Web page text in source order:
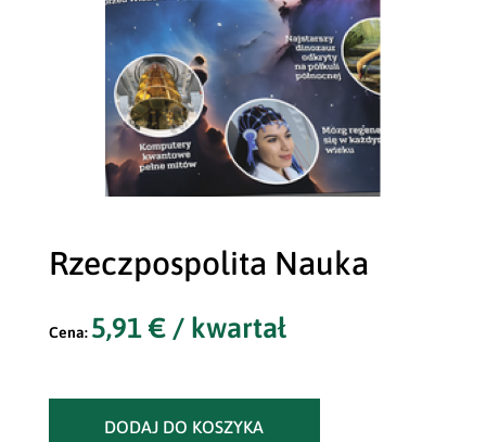
Rzeczpospolita Nauka
5,91€/ kwartał
DODAJ DO KOSZYKA